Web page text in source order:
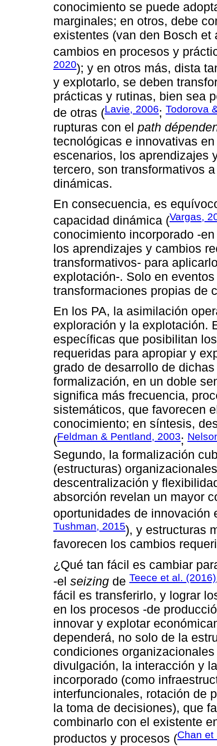
conocimiento se puede
marginales; en otros, debe
existentes (van den Bosch
cambios en procesos y
2020); y en otros más, dista
y explotarlo, se deben
prácticas y rutinas, bien sea
de otras (Lavie, 2006; Todorova
rupturas con el path
tecnológicas e innovativas
escenarios, los aprendizajes
tercero, son transformativos
dinámicas.
En consecuencia, es
capacidad dinámica (Vargas,
conocimiento incorporado -
los aprendizajes y cambios
transformativos- para
explotación-. Solo en
transformaciones propias de
En los PA, la asimilación
exploración y la explotación.
específicas que posibilitan
requeridas para apropiar y
grado de desarrollo de
formalización, en un doble
significa más frecuencia,
sistemáticos, que favorecen
conocimiento; en síntesis,
(Feldman & Pentland, 2003;
Segundo, la formalización
(estructuras)
descentralización y
absorción revelan un mayor
oportunidades de innovación
Tushman, 2015), y estructuras
favorecen los cambios
¿Qué tan fácil es cambiar
-el seizing de Teece et al. (2016)
fácil es transferirlo, y lograr
en los procesos -de
innovar y explotar
dependerá, no solo de la
condiciones
divulgación, la interacción y
incorporado (como
interfuncionales, rotación de
la toma de decisiones), que
combinarlo con el existente
productos y procesos (Chan et